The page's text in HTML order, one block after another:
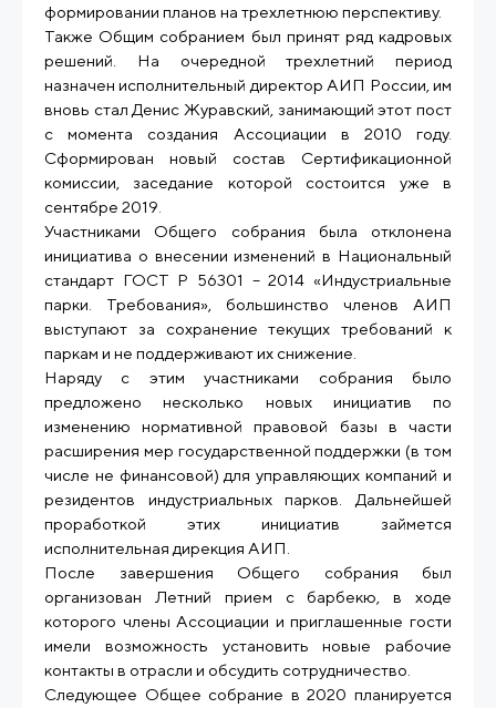
формировании планов на трехлетнюю перспективу.
Также Общим собранием был принят ряд кадровых
решений. На очередной трехлетний период
назначен исполнительный директор АИП России, им
вновь стал Денис Журавский, занимающий этот пост
с момента создания Ассоциации в 2010 году.
Сформирован новый состав Сертификационной
комиссии, заседание которой состоится уже в
сентябре 2019.
Участниками Общего собрания была отклонена
инициатива о внесении изменений в Национальный
стандарт ГОСТ Р 56301 – 2014 «Индустриальные
парки. Требования», большинство членов АИП
выступают за сохранение текущих требований к
паркам и не поддерживают их снижение.
Наряду с этим участниками собрания было
предложено несколько новых инициатив по
изменению нормативной правовой базы в части
расширения мер государственной поддержки (в том
числе не финансовой) для управляющих компаний и
резидентов индустриальных парков. Дальнейшей
проработкой этих инициатив займется
исполнительная дирекция АИП.
После завершения Общего собрания был
организован Летний прием с барбекю, в ходе
которого члены Ассоциации и приглашенные гости
имели возможность установить новые рабочие
контакты в отрасли и обсудить сотрудничество.
Следующее Общее собрание в 2020 планируется